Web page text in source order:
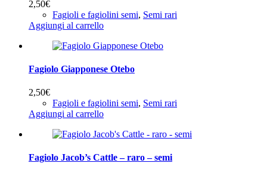
2,50€
Fagioli e fagiolini semi, Semi rari
Aggiungi al carrello
Fagiolo Giapponese Otebo
2,50€
Fagioli e fagiolini semi, Semi rari
Aggiungi al carrello
Fagiolo Jacob’s Cattle – raro – semi